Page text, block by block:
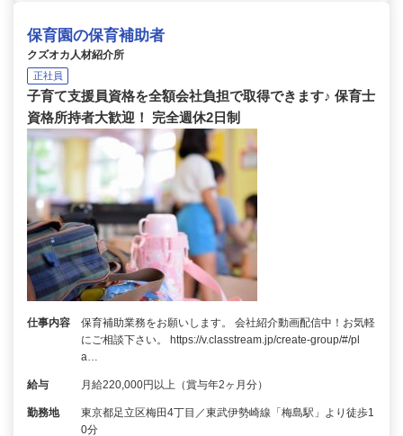
保育園の保育補助者
クズオカ人材紹介所
正社員
子育て支援員資格を全額会社負担で取得できます♪ 保育士
資格所持者大歓迎！ 完全週休2日制
仕事内容
保育補助業務をお願いします。 会社紹介動画配信中！お気軽
にご相談下さい。 https://v.classtream.jp/create-group/#/pl
a…
給与 月給220,000円以上（賞与年2ヶ月分）
勤務地
東京都足立区梅田4丁目／東武伊勢崎線「梅島駅」より徒歩1
0分